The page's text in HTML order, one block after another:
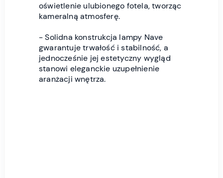
oświetlenie ulubionego fotela, tworząc
kameralną atmosferę.
- Solidna konstrukcja lampy Nave
gwarantuje trwałość i stabilność, a
jednocześnie jej estetyczny wygląd
stanowi eleganckie uzupełnienie
aranżacji wnętrza.